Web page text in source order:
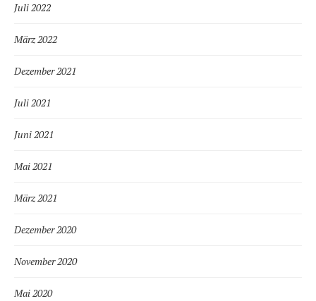
Juli 2022
März 2022
Dezember 2021
Juli 2021
Juni 2021
Mai 2021
März 2021
Dezember 2020
November 2020
Mai 2020